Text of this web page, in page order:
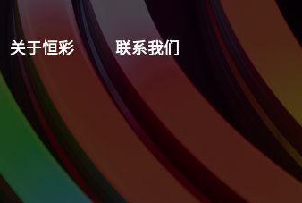
关于恒彩 联系我们